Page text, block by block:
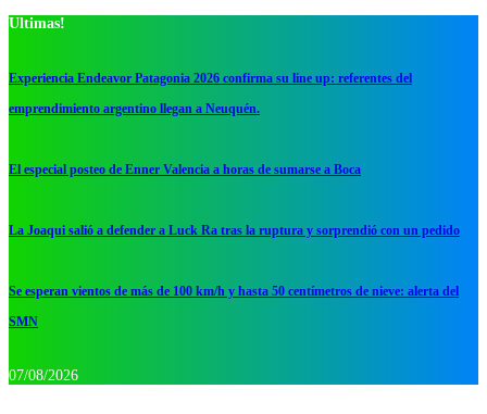
Ultimas!
Experiencia Endeavor Patagonia 2026 confirma su line up: referentes del
emprendimiento argentino llegan a Neuquén.
El especial posteo de Enner Valencia a horas de sumarse a Boca
La Joaqui salió a defender a Luck Ra tras la ruptura y sorprendió con un pedido
Se esperan vientos de más de 100 km/h y hasta 50 centímetros de nieve: alerta del
SMN
07/08/2026